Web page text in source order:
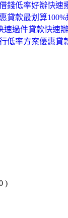
錢低率好辦快速
貸款最划算100%
過件貸款快速
低率方案優惠貸
)